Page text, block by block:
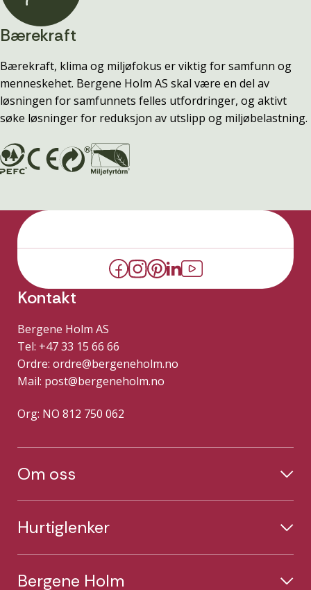
Bærekraft
Bærekraft, klima og miljøfokus er viktig for samfunn og
menneskehet. Bergene Holm AS skal være en del av
løsningen for samfunnets felles utfordringer, og aktivt
søke løsninger for reduksjon av utslipp og miljøbelastning.
Kontakt
Bergene Holm AS
Tel: +47 33 15 66 66
Ordre: ordre@bergeneholm.no
Mail: post@bergeneholm.no
Org: NO 812 750 062
Om oss
Hurtiglenker
Bergene Holm